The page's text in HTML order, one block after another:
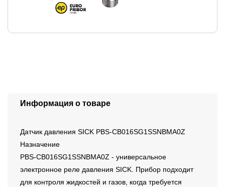
Информация о товаре
Датчик давления SICK PBS-CB016SG1SSNBMA0Z
Назначение
PBS-CB016SG1SSNBMA0Z - универсальное
электронное реле давления SICK. Прибор подходит
для контроля жидкостей и газов, когда требуется